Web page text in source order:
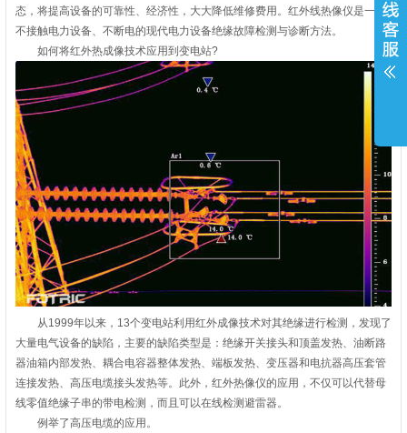
态，将提高设备的可靠性、经济性，大大降低维修费用。红外线热像仪是一种
不接触电力设备、不断电的现代电力设备绝缘故障检测与诊断方法。
如何将红外热成像技术应用到变电站?
从1999年以来，13个变电站利用红外成像技术对其绝缘进行检测，发现了
大量电气设备的缺陷，主要的缺陷类型是：绝缘开关接头和顶盖发热、油断路
器油箱内部发热、耦合电容器整体发热、端板发热、变压器和电抗器高压套管
连接发热、高压电缆接头发热等。此外，红外热像仪的应用，不仅可以代替母
线零值绝缘子串的带电检测，而且可以在线检测避雷器。
例举了高压电缆的应用。